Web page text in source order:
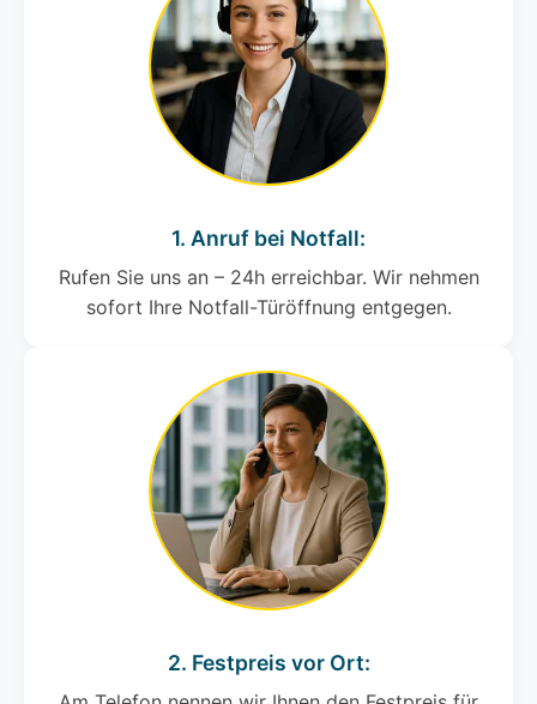
1. Anruf bei Notfall:
Rufen Sie uns an – 24h erreichbar. Wir nehmen
sofort Ihre Notfall-Türöffnung entgegen.
2. Festpreis vor Ort: